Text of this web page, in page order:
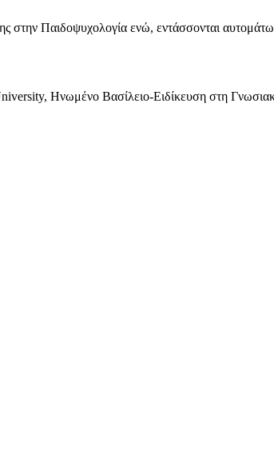
στην Παιδοψυχολογία ενώ, εντάσσονται
Ηνωμένο Βασίλειο-Ειδίκευση στη